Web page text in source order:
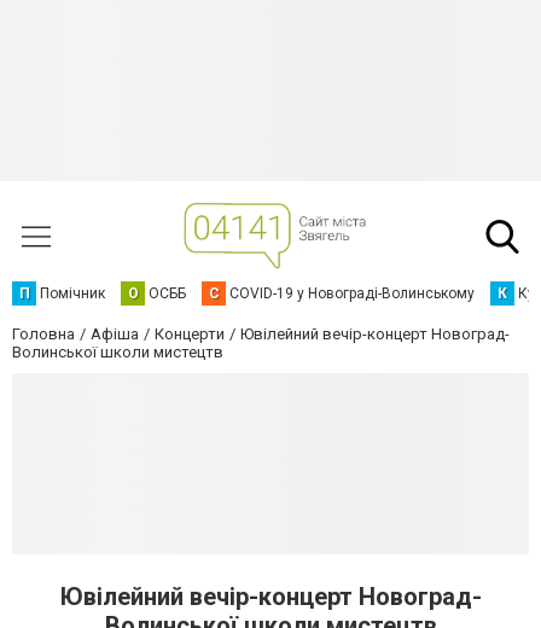
П Помічник О ОСББ C COVID-19 у Новограді-Волинському К
Головна Афіша Концерти
Ювілейний вечір-концерт Новоград-
Волинської школи мистецтв
Ювілейний вечір-концерт Новоград-